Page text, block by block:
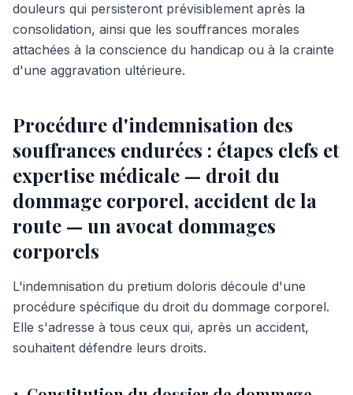
douleurs qui persisteront prévisiblement après la
consolidation, ainsi que les souffrances morales
attachées à la conscience du handicap ou à la crainte
d'une aggravation ultérieure.
Procédure d'indemnisation des
souffrances endurées : étapes clefs et
expertise médicale — droit du
dommage corporel, accident de la
route — un avocat dommages
corporels
L'indemnisation du pretium doloris découle d'une
procédure spécifique du droit du dommage corporel.
Elle s'adresse à tous ceux qui, après un accident,
souhaitent défendre leurs droits.